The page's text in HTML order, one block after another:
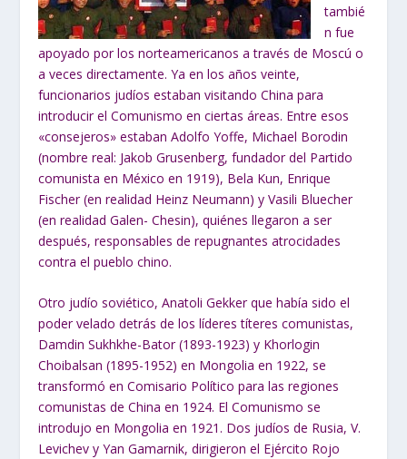
tambié
n fue
apoyado por los norteamericanos a través de Moscú o
a veces directamente. Ya en los años veinte,
funcionarios judíos estaban visitando China para
introducir el Comunismo en ciertas áreas. Entre esos
«consejeros» estaban Adolfo Yoffe, Michael Borodin
(nombre real: Jakob Grusenberg, fundador del Partido
comunista en México en 1919), Bela Kun, Enrique
Fischer (en realidad Heinz Neumann) y Vasili Bluecher
(en realidad Galen- Chesin), quiénes llegaron a ser
después, responsables de repugnantes atrocidades
contra el pueblo chino.
Otro judío soviético, Anatoli Gekker que había sido el
poder velado detrás de los líderes títeres comunistas,
Damdin Sukhkhe-Bator (1893-1923) y Khorlogin
Choibalsan (1895-1952) en Mongolia en 1922, se
transformó en Comisario Político para las regiones
comunistas de China en 1924. El Comunismo se
introdujo en Mongolia en 1921. Dos judíos de Rusia, V.
Levichev y Yan Gamarnik, dirigieron el Ejército Rojo